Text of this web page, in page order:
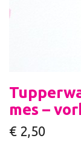
mes –
€ 2,50